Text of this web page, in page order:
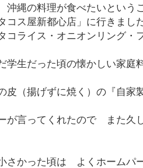
縄の料理が食べたいという
コス屋新都心店」に行きまし
コライス・オニオンリング・
学生だった頃の懐かしい家庭
皮（揚げずに焼く）の『自家
が言ってくれたので また久
さかった頃は よくホームパ